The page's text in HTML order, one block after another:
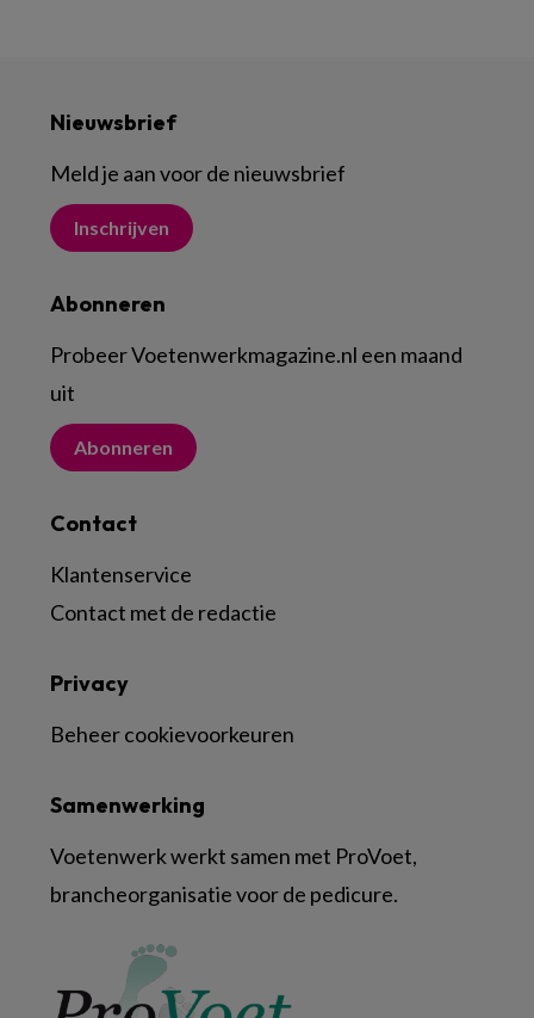
Nieuwsbrief
Meld je aan voor de nieuwsbrief
Inschrijven
Abonneren
Probeer Voetenwerkmagazine.nl een maand
uit
Abonneren
Contact
Klantenservice
Contact met de redactie
Samenwerking
Voetenwerk werkt samen met ProVoet,
brancheorganisatie voor de pedicure.
Privacy
Beheer cookievoorkeuren